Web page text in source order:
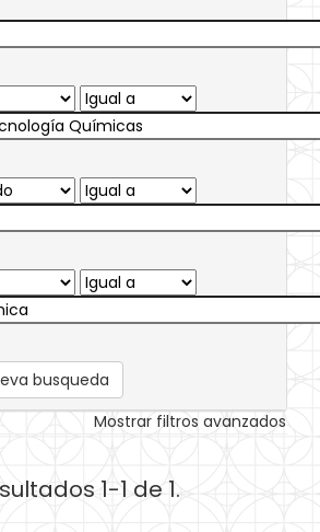
busqueda
Mostrar filtros avanzados
1-1 de 1.